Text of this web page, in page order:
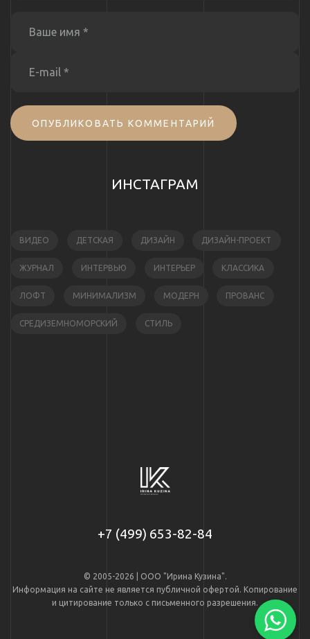
ОПУБЛИКОВАТЬ КОММЕНТАРИЙ
ИНСТАГРАМ
ВИДЕО ДЕТСКАЯ ДИЗАЙН ДИЗАЙН-ПРОЕКТ
ЖУРНАЛ ИНТЕРВЬЮ ИНТЕРЬЕР КЛАССИКА
ЛОФТ МИНИМАЛИЗМ МОДЕРН ПРОВАНС
СРЕДИЗЕМНОМОРСКИЙ СТИЛЬ
+7 (499) 653-82-84
© 2005-2026 | ООО "Ирина Кузина".
Информация на сайте не является публичной офертой. Копирование
и цитирование только с письменного разрешения.